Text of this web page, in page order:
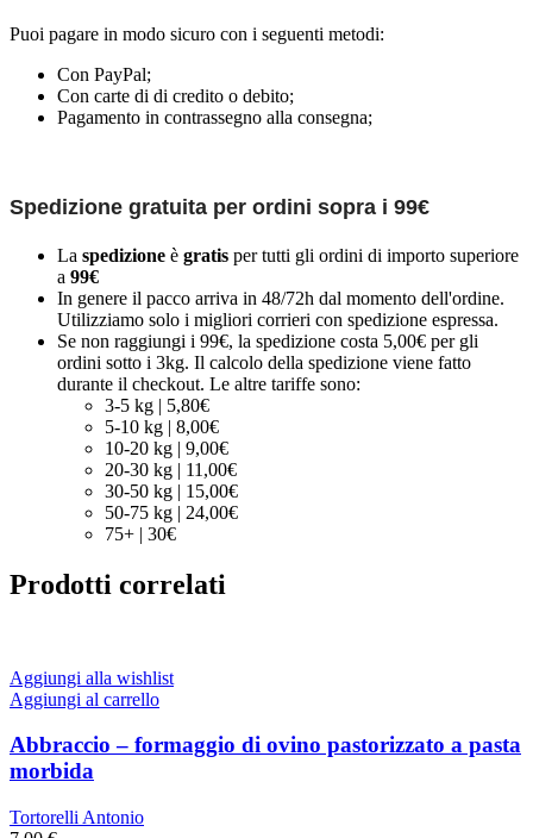
Puoi pagare in modo sicuro con i seguenti metodi:
Con PayPal;
Con carte di di credito o debito;
Pagamento in contrassegno alla consegna;
Spedizione gratuita per ordini sopra i 99€
La spedizione è gratis per tutti gli ordini di importo superiore
a 99€
In genere il pacco arriva in 48/72h dal momento dell'ordine.
Utilizziamo solo i migliori corrieri con spedizione espressa.
Se non raggiungi i 99€, la spedizione costa 5,00€ per gli
ordini sotto i 3kg. Il calcolo della spedizione viene fatto
durante il checkout. Le altre tariffe sono:
3-5 kg | 5,80€
5-10 kg | 8,00€
10-20 kg | 9,00€
20-30 kg | 11,00€
30-50 kg | 15,00€
50-75 kg | 24,00€
75+ | 30€
Prodotti correlati
Aggiungi alla wishlist
Aggiungi al carrello
Abbraccio – formaggio di ovino pastorizzato a pasta
morbida
Tortorelli Antonio